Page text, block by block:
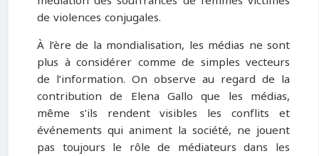
de violences conjugales.
À l’ère de la mondialisation, les médias ne sont
plus à considérer comme de simples vecteurs
de l’information. On observe au regard de la
contribution de Elena Gallo que les médias,
même s’ils rendent visibles les conflits et
événements qui animent la société, ne jouent
pas toujours le rôle de médiateurs dans les